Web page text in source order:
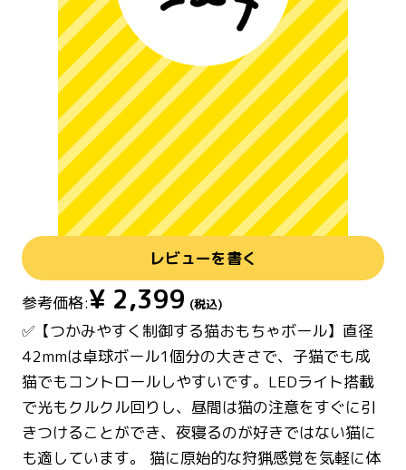
レビューを書く
参考価格:¥ 2,399 (税込)
✅【つかみやすく制御する猫おもちゃボール】直径
42mmは卓球ボール1個分の大きさで、子猫でも成
猫でもコントロールしやすいです。LEDライト搭載
で光もクルクル回りし、昼間は猫の注意をすぐに引
きつけることができ、夜寝るのが好きではない猫に
も適しています。 猫に原始的な狩猟感覚を気軽に体